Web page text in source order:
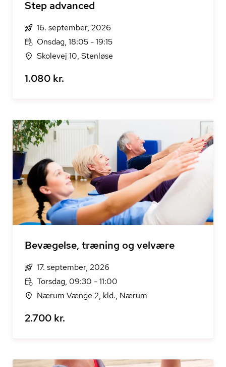
Step advanced
16. september, 2026
Onsdag, 18:05 - 19:15
Skolevej 10, Stenløse
1.080 kr.
Bevægelse, træning og velvære
17. september, 2026
Torsdag, 09:30 - 11:00
Nærum Vænge 2, kld., Nærum
2.700 kr.